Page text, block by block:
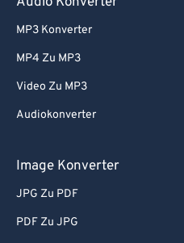
MP3 Konverter
MP4 Zu MP3
Video Zu MP3
Audiokonverter
Image Konverter
JPG Zu PDF
PDF Zu JPG